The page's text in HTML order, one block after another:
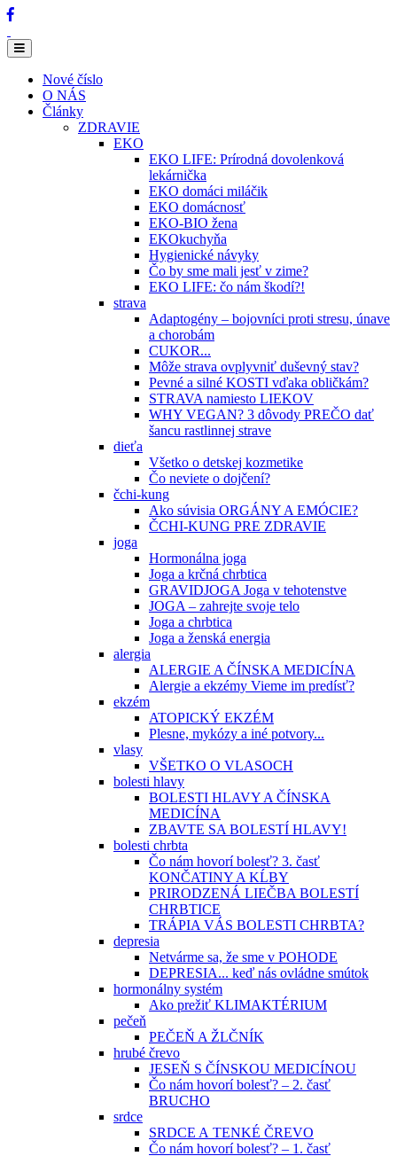
Nové číslo
O NÁS
Články
ZDRAVIE
EKO
EKO LIFE: Prírodná dovolenková
lekárnička
EKO domáci miláčik
EKO domácnosť
EKO-BIO žena
EKOkuchyňa
Hygienické návyky
Čo by sme mali jesť v zime?
EKO LIFE: čo nám škodí?!
strava
Adaptogény – bojovníci proti stresu, únave
a chorobám
CUKOR...
Môže strava ovplyvniť duševný stav?
Pevné a silné KOSTI vďaka obličkám?
STRAVA namiesto LIEKOV
WHY VEGAN? 3 dôvody PREČO dať
šancu rastlinnej strave
dieťa
Všetko o detskej kozmetike
Čo neviete o dojčení?
čchi-kung
Ako súvisia ORGÁNY A EMÓCIE?
ČCHI-KUNG PRE ZDRAVIE
joga
Hormonálna joga
Joga a krčná chrbtica
GRAVIDJOGA Joga v tehotenstve
JOGA – zahrejte svoje telo
Joga a chrbtica
Joga a ženská energia
alergia
ALERGIE A ČÍNSKA MEDICÍNA
Alergie a ekzémy Vieme im predísť?
ekzém
ATOPICKÝ EKZÉM
Plesne, mykózy a iné potvory...
vlasy
VŠETKO O VLASOCH
bolesti hlavy
BOLESTI HLAVY A ČÍNSKA
MEDICÍNA
ZBAVTE SA BOLESTÍ HLAVY!
bolesti chrbta
Čo nám hovorí bolesť? 3. časť
KONČATINY A KĹBY
PRIRODZENÁ LIEČBA BOLESTÍ
CHRBTICE
TRÁPIA VÁS BOLESTI CHRBTA?
depresia
Netvárme sa, že sme v POHODE
DEPRESIA... keď nás ovládne smútok
hormonálny systém
Ako prežiť KLIMAKTÉRIUM
pečeň
PEČEŇ A ŽLČNÍK
hrubé črevo
JESEŇ S ČÍNSKOU MEDICÍNOU
Čo nám hovorí bolesť? – 2. časť
BRUCHO
srdce
SRDCE A TENKÉ ČREVO
Čo nám hovorí bolesť? – 1. časť